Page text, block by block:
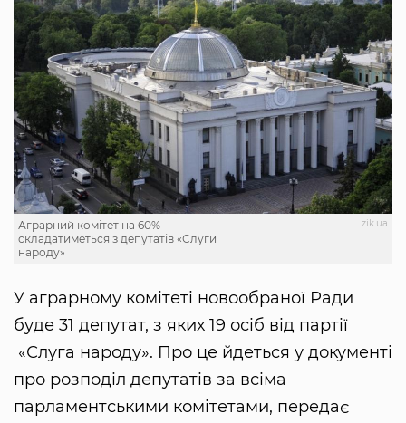
zik.ua
Аграрний комітет на 60%
складатиметься з депутатів «Слуги
народу»
У аграрному комітеті новообраної Ради
буде 31 депутат, з яких 19 осіб від партії
«Слуга народу». Про це йдеться у документі
про розподіл депутатів за всіма
парламентськими комітетами, передає